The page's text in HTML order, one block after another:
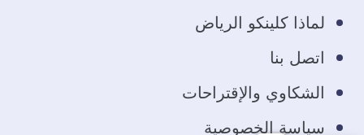
لماذا كلينكو الرياض
اتصل بنا
الشكاوي والإقتراحات
سياسة الخصوصية